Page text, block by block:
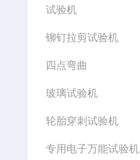
试验机
铆钉拉剪试验机
四点弯曲
玻璃试验机
轮胎穿刺试验机
专用电子万能试验机